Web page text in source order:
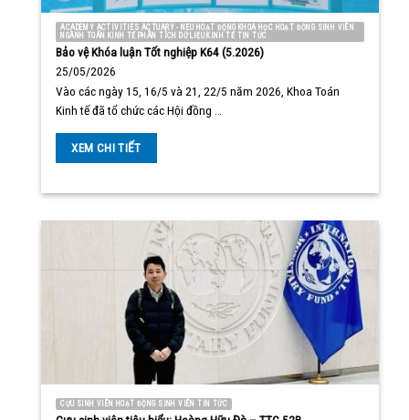
ACADEMY ACTIVITIES ACTUARY - NEU HOẠT ĐỘNG KHOA HỌC HOẠT ĐỘNG SINH VIÊN
NGÀNH TOÁN KINH TẾ PHÂN TÍCH DỮ LIỆU KINH TẾ TIN TỨC
Bảo vệ Khóa luận Tốt nghiệp K64 (5.2026)
25/05/2026
Vào các ngày 15, 16/5 và 21, 22/5 năm 2026, Khoa Toán
Kinh tế đã tổ chức các Hội đồng …
XEM CHI TIẾT
CỰU SINH VIÊN HOẠT ĐỘNG SINH VIÊN TIN TỨC